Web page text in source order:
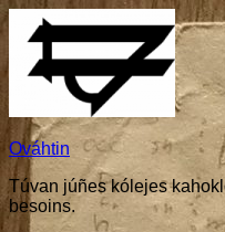
content
Ováhtin
Túvan júñes kólejes
besoins.